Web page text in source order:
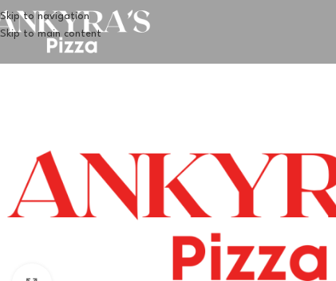
Skip to navigation
Skip to main content